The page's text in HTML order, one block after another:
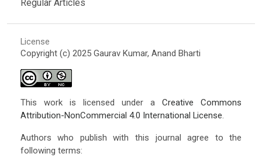
Regular Articles
License
Copyright (c) 2025 Gaurav Kumar, Anand Bharti
This work is licensed under aCreative Commons
Attribution-NonCommercial 4.0 International License.
Authors who publish with this journal agree to the
following terms: